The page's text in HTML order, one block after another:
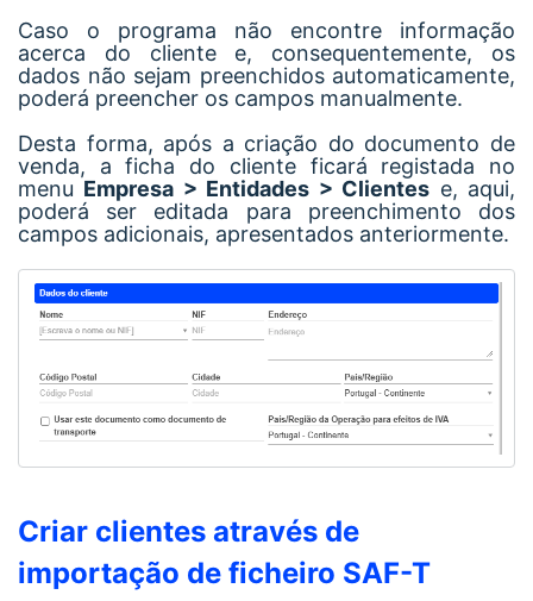
Caso o programa não encontre informação
acerca do cliente e, consequentemente, os
dados não sejam preenchidos automaticamente,
poderá preencher os campos manualmente.
Desta forma, após a criação do documento de
venda, a ficha do cliente ficará registada no
menu Empresa > Entidades > Clientes e, aqui,
poderá ser editada para preenchimento dos
campos adicionais, apresentados anteriormente.
Criar clientes através de
importação de ficheiro SAF-T